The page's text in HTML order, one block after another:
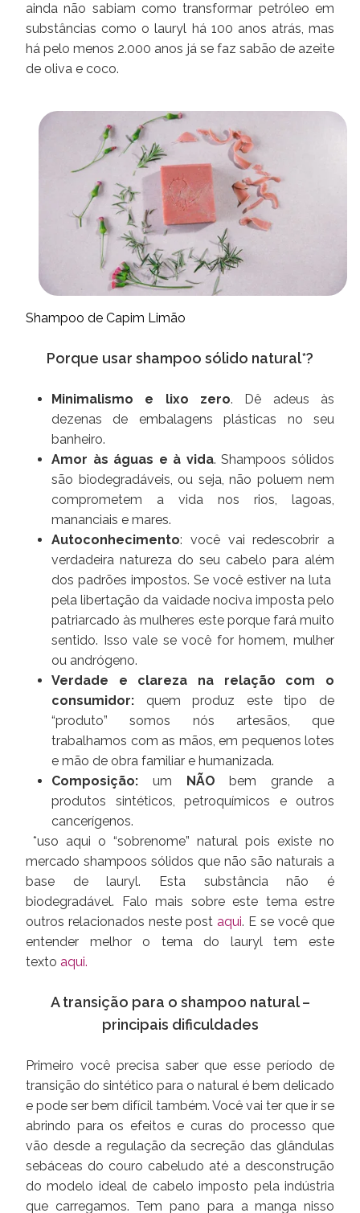
ainda não sabiam como transformar petróleo em
substâncias como o lauryl há 100 anos atrás, mas
há pelo menos 2.000 anos já se faz sabão de azeite
de oliva e coco.
Shampoo de Capim Limão
Porque usar shampoo sólido natural*?
Minimalismo e lixo zero. Dê adeus às
dezenas de embalagens plásticas no seu
banheiro.
Amor às águas e à vida. Shampoos sólidos
são biodegradáveis, ou seja, não poluem nem
comprometem a vida nos rios, lagoas,
mananciais e mares.
Autoconhecimento: você vai redescobrir a
verdadeira natureza do seu cabelo para além
dos padrões impostos. Se você estiver na luta
pela libertação da vaidade nociva imposta pelo
patriarcado às mulheres este porque fará muito
sentido. Isso vale se você for homem, mulher
ou andrógeno.
Verdade e clareza na relação com o
consumidor: quem produz este tipo de
“produto” somos nós artesãos, que
trabalhamos com as mãos, em pequenos lotes
e mão de obra familiar e humanizada.
Composição: um NÃO bem grande a
produtos sintéticos, petroquímicos e outros
cancerígenos.
*uso aqui o “sobrenome” natural pois existe no
mercado shampoos sólidos que não são naturais a
base de lauryl. Esta substância não é
biodegradável. Falo mais sobre este tema estre
outros relacionados neste post aqui. E se você que
entender melhor o tema do lauryl tem este
texto aqui.
A transição para o shampoo natural –
principais dificuldades
Primeiro você precisa saber que esse período de
transição do sintético para o natural é bem delicado
e pode ser bem difícil também. Você vai ter que ir se
abrindo para os efeitos e curas do processo que
vão desde a regulação da secreção das glândulas
sebáceas do couro cabeludo até a desconstrução
do modelo ideal de cabelo imposto pela indústria
que carregamos. Tem pano para a manga nisso